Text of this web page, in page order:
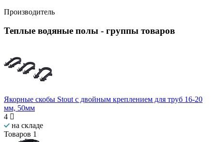
Производитель
Теплые водяные полы - группы товаров
Якорные скобы Stout с двойным креплением для труб 16-20
мм, 50мм
4
на складе
Товаров 1